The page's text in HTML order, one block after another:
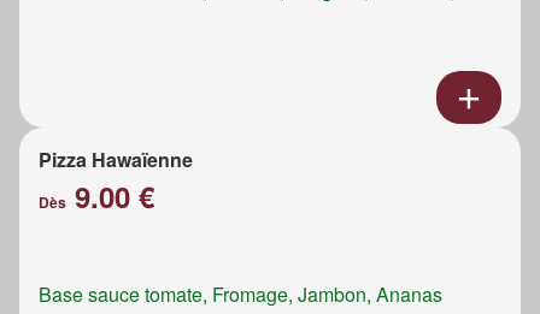
Pizza Hawaïenne
Dès 9.00 €
Base sauce tomate, Fromage, Jambon, Ananas